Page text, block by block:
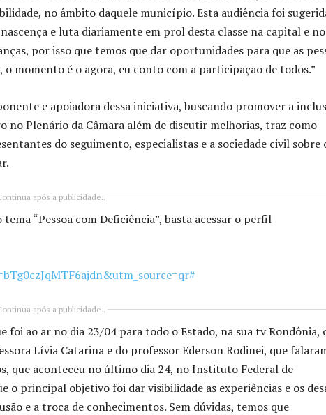
no âmbito daquele município. Esta audiência foi
e luta diariamente em prol desta classe na capital e no
por isso que temos que dar oportunidades para que as
o momento é o agora, eu conto com a participação de todos.”
e apoiadora dessa iniciativa, buscando promover a
no Plenário da Câmara além de discutir melhorias, traz como
do seguimento, especialistas e a sociedade civil sobre
após a publicidade..
“Pessoa com Deficiência”, basta acessar o perfil
após a publicidade..
foi ao ar no dia 23/04 para todo o Estado, na sua tv Rondônia,
Lívia Catarina e do professor Ederson Rodinei, que
que aconteceu no último dia 24, no Instituto Federal de
o principal objetivo foi dar visibilidade as experiências e os
e a troca de conhecimentos. Sem dúvidas, temos que